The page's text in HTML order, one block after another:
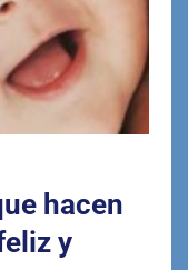
hacen
y